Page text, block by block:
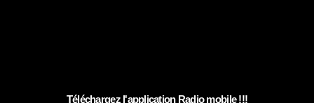
Téléchargez l'application Radio mobile !!!